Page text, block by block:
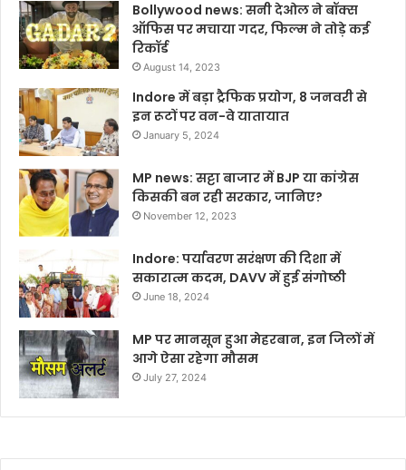
Bollywood news: सनी देओल ने बॉक्स
ऑफिस पर मचाया गदर, फिल्म ने तोड़े कई
रिकॉर्ड
August 14, 2023
Indore में बड़ा ट्रैफिक प्रयोग, 8 जनवरी से
इन रूटों पर वन-वे यातायात
January 5, 2024
MP news: सट्टा बाजार में BJP या कांग्रेस
किसकी बन रही सरकार, जानिए?
November 12, 2023
Indore: पर्यावरण सरंक्षण की दिशा में
सकारात्म कदम, DAVV में हुई संगोष्ठी
June 18, 2024
MP पर मानसून हुआ मेहरबान, इन जिलों में
आगे ऐसा रहेगा मौसम
July 27, 2024